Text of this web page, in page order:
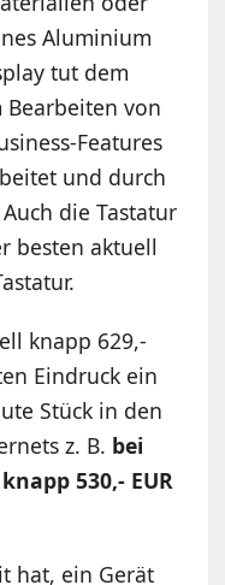
Aluminium
tut dem
von
Features
und durch
die Tastatur
besten aktuell
knapp 629,-
Eindruck ein
Stück in den
z. B. bei
530,- EUR
hat, ein Gerät